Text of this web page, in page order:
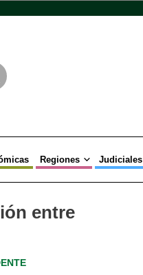
Regiones Judiciales
entre